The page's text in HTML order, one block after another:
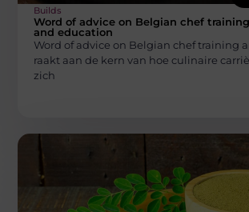
Builds
Word of advice on Belgian chef training
and education
Word of advice on Belgian chef training
raakt aan de kern van hoe culinaire
zich